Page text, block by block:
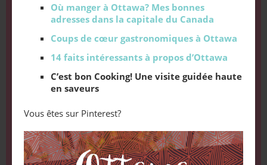
Où manger à Ottawa? Mes bonnes
adresses dans la capitale du Canada
Coups de cœur gastronomiques à Ottawa
14 faits intéressants à propos d’Ottawa
C’est bon Cooking! Une visite guidée haute
en saveurs
Vous êtes sur Pinterest?